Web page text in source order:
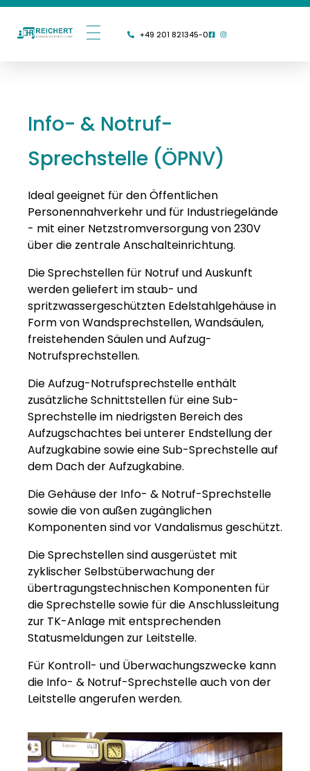
+49 201 821345-0
Info- & Notruf-
Sprechstelle (ÖPNV)
Ideal geeignet für den Öffentlichen
Personennahverkehr und für Industriegelände
- mit einer Netzstromversorgung von 230V
über die zentrale Anschalteinrichtung.
Die Sprechstellen für Notruf und Auskunft
werden geliefert im staub- und
spritzwassergeschützten Edelstahlgehäuse in
Form von Wandsprechstellen, Wandsäulen,
freistehenden Säulen und Aufzug-
Notrufsprechstellen.
Die Aufzug-Notrufsprechstelle enthält
zusätzliche Schnittstellen für eine Sub-
Sprechstelle im niedrigsten Bereich des
Aufzugschachtes bei unterer Endstellung der
Aufzugkabine sowie eine Sub-Sprechstelle auf
dem Dach der Aufzugkabine.
Die Gehäuse der Info- & Notruf-Sprechstelle
sowie die von außen zugänglichen
Komponenten sind vor Vandalismus geschützt.
Die Sprechstellen sind ausgerüstet mit
zyklischer Selbstüberwachung der
übertragungstechnischen Komponenten für
die Sprechstelle sowie für die Anschlussleitung
zur TK-Anlage mit entsprechenden
Statusmeldungen zur Leitstelle.
Für Kontroll- und Überwachungszwecke kann
die Info- & Notruf-Sprechstelle auch von der
Leitstelle angerufen werden.